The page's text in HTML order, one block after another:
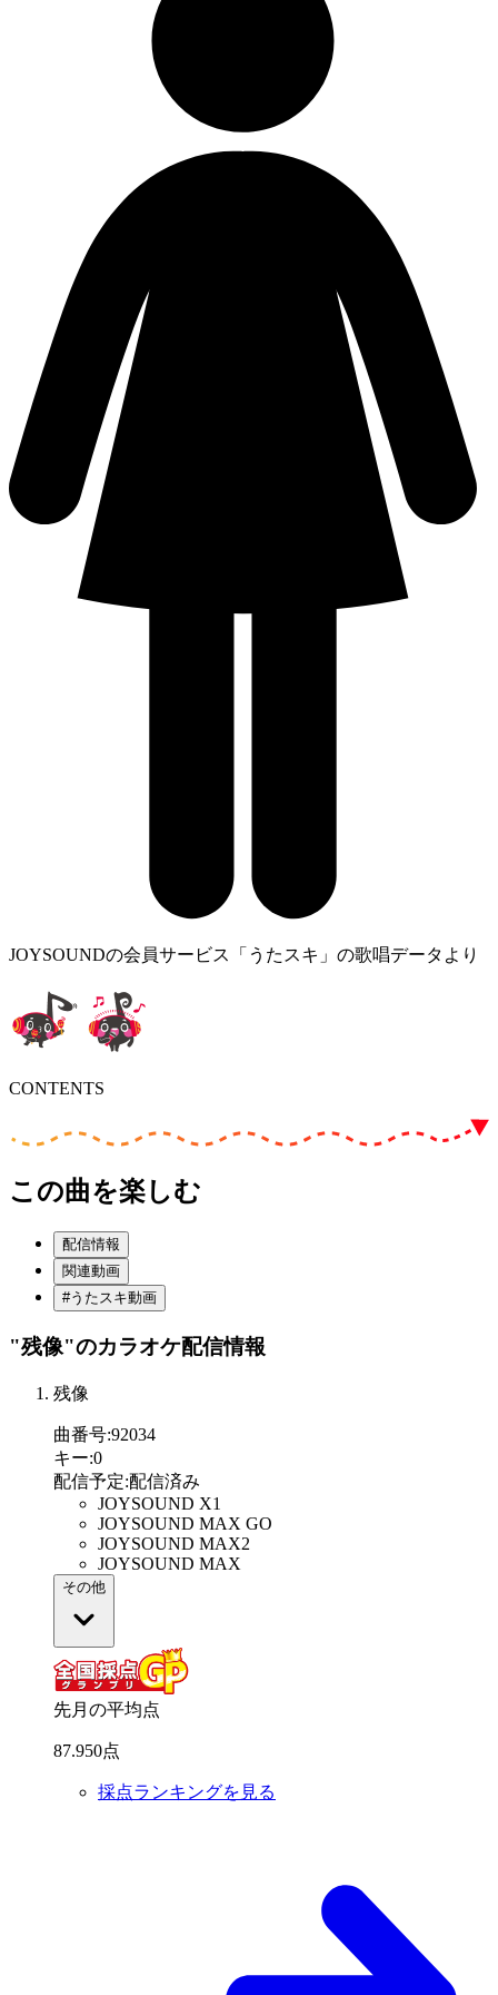
JOYSOUNDの会員サービス「うたスキ」の歌唱データより
CONTENTS
この曲を楽しむ
配信情報
関連動画
#うたスキ動画
"残像"のカラオケ配信情報
残像
曲番号:92034
キー:0
配信予定:配信済み
JOYSOUND X1
JOYSOUND MAX GO
JOYSOUND MAX2
JOYSOUND MAX
その他
先月の平均点
87.950点
採点ランキングを見る